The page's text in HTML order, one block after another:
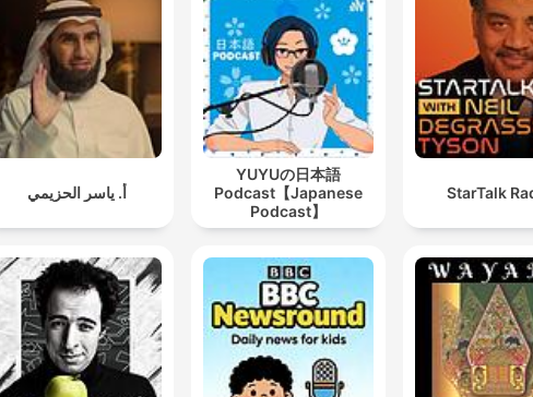
أ. ياسر الحزيمي
YUYUの日本語
Podcast【Japanese
Podcast】
StarTalk